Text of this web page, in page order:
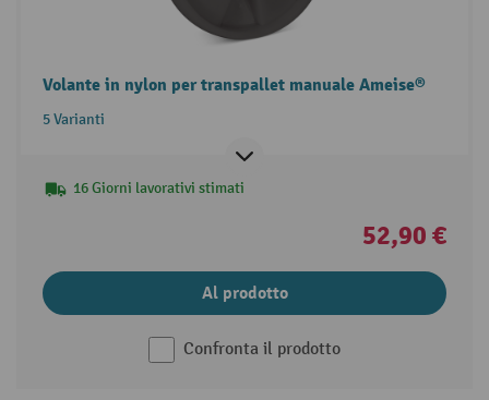
Volante in nylon per transpallet manuale Ameise®
5 Varianti
16 Giorni lavorativi stimati
52,90 €
Al prodotto
Confronta il prodotto